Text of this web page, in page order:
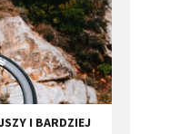
I BARDZIEJ